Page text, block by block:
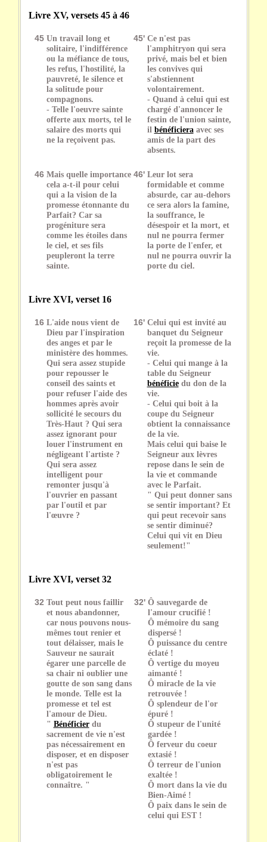
Livre XV, versets 45 à 46
45 Un travail long et
solitaire, l'indifférence
ou la méfiance de tous,
les refus, l'hostilité, la
pauvreté, le silence et
la solitude pour
compagnons.
- Telle l'oeuvre sainte
offerte aux morts, tel le
salaire des morts qui
ne la reçoivent pas.
45' Ce n'est pas
l'amphitryon qui sera
privé, mais bel et bien
les convives qui
s'abstiennent
volontairement.
- Quand à celui qui est
chargé d'annoncer le
festin de l'union sainte,
il bénéficieraavec ses
amis de la part des
absents.
46 Mais quelle importance
cela a-t-il pour celui
qui a la vision de la
promesse étonnante du
Parfait? Car sa
progéniture sera
comme les étoiles dans
le ciel, et ses fils
peupleront la terre
sainte.
46' Leur lot sera
formidable et comme
absurde, car au-dehors
ce sera alors la famine,
la souffrance, le
désespoir et la mort, et
nul ne pourra fermer
la porte de l'enfer, et
nul ne pourra ouvrir la
porte du ciel.
Livre XVI, verset 16
16 L'aide nous vient de
Dieu par l'inspiration
des anges et par le
ministère des hommes.
Qui sera assez stupide
pour repousser le
conseil des saints et
pour refuser l'aide des
hommes après avoir
sollicité le secours du
Très-Haut ? Qui sera
assez ignorant pour
louer l'instrument en
négligeant l'artiste ?
Qui sera assez
intelligent pour
remonter jusqu'à
l'ouvrier en passant
par l'outil et par
l'œuvre ?
16' Celui qui est invité au
banquet du Seigneur
reçoit la promesse de la
vie.
- Celui qui mange à la
table du Seigneur
bénéficiedu don de la
vie.
- Celui qui boit à la
coupe du Seigneur
obtient la connaissance
de la vie.
Mais celui qui baise le
Seigneur aux lèvres
repose dans le sein de
la vie et commande
avec le Parfait.
" Qui peut donner sans
se sentir important? Et
qui peut recevoir sans
se sentir diminué?
Celui qui vit en Dieu
seulement!"
Livre XVI, verset 32
32 Tout peut nous faillir
et nous abandonner,
car nous pouvons nous-
mêmes tout renier et
tout délaisser, mais le
Sauveur ne saurait
égarer une parcelle de
sa chair ni oublier une
goutte de son sang dans
le monde. Telle est la
promesse et tel est
l'amour de Dieu.
" Bénéficierdu
sacrement de vie n'est
pas nécessairement en
disposer, et en disposer
n'est pas
obligatoirement le
connaître. "
32' Ô sauvegarde de
l'amour crucifié !
Ô mémoire du sang
dispersé !
Ô puissance du centre
éclaté !
Ô vertige du moyeu
aimanté !
Ô miracle de la vie
retrouvée !
Ô splendeur de l'or
épuré !
Ô stupeur de l'unité
gardée !
Ô ferveur du coeur
extasié !
Ô terreur de l'union
exaltée !
Ô mort dans la vie du
Bien-Aimé !
Ô paix dans le sein de
celui qui EST !